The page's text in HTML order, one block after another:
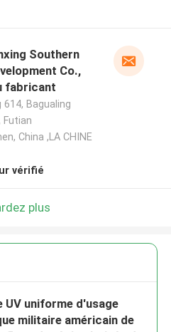
Southern
Co.,
fabricant
614, Bagualing
Futian
China ,LA CHINE
vérifié
plus
UV uniforme d'usage
militaire américain de